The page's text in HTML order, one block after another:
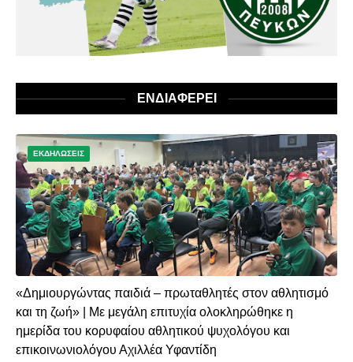
ΕΝΔΙΑΦΕΡΕΙ
ΕΚΔΗΛΩΣΕΙΣ
«Δημιουργώντας παιδιά – πρωταθλητές στον αθλητισμό
και τη ζωή» | Με μεγάλη επιτυχία ολοκληρώθηκε η
ημερίδα του κορυφαίου αθλητικού ψυχολόγου και
επικοινωνιολόγου Αχιλλέα Υφαντίδη